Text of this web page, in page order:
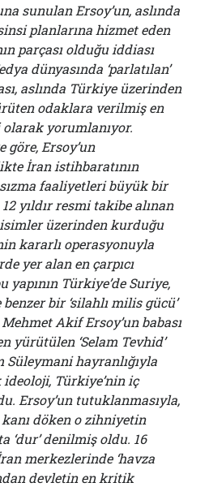
sunulan Ersoy’un, aslında
planlarına hizmet eden
parçası olduğu iddiası
dünyasında ‘parlatılan’
aslında Türkiye üzerinden
odaklara verilmiş en
yorumlanıyor.
göre, Ersoy’un
İran istihbaratının
faaliyetleri büyük bir
12 yıldır resmi takibe alınan
isimler üzerinden kurduğu
kararlı operasyonuyla
yer alan en çarpıcı
Türkiye’de Suriye,
bir ‘silahlı milis gücü’
Akif Ersoy’un babası
yürütülen ‘Selam Tevhid’
Süleymani hayranlığıyla
Türkiye’nin iç
Ersoy’un tutuklanmasıyla,
döken o zihniyetin
‘dur’ denilmiş oldu. 16
merkezlerinde ‘havza
devletin en kritik